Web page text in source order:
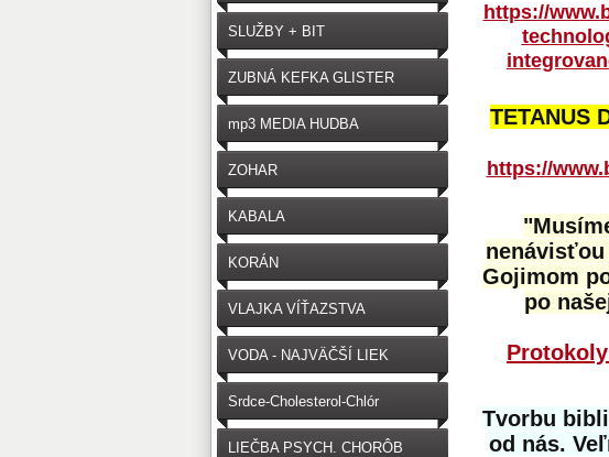
https://
TETANUS
https://
Gojimom
po
Tvorbu
od nás.
SLUŽBY + BIT
ZUBNÁ KEFKA GLISTER
mp3 MEDIA HUDBA
ZOHAR
KABALA
KORÁN
VLAJKA VÍŤAZSTVA
VODA - NAJVÄČŠÍ LIEK
Srdce-Cholesterol-Chlór
LIEČBA PSYCH. CHORÔB